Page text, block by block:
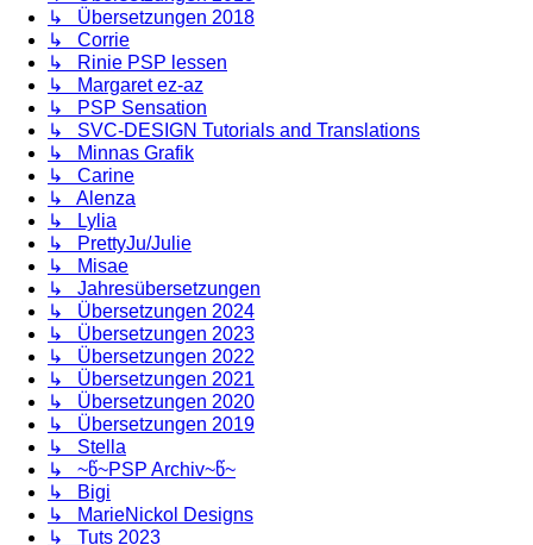
↳ Übersetzungen 2018
↳ Corrie
↳ Rinie PSP lessen
↳ Margaret ez-az
↳ PSP Sensation
↳ SVC-DESIGN Tutorials and Translations
↳ Minnas Grafik
↳ Carine
↳ Alenza
↳ Lylia
↳ PrettyJu/Julie
↳ Misae
↳ Jahresübersetzungen
↳ Übersetzungen 2024
↳ Übersetzungen 2023
↳ Übersetzungen 2022
↳ Übersetzungen 2021
↳ Übersetzungen 2020
↳ Übersetzungen 2019
↳ Stella
↳ ~წ~PSP Archiv~წ~
↳ Bigi
↳ MarieNickol Designs
↳ Tuts 2023